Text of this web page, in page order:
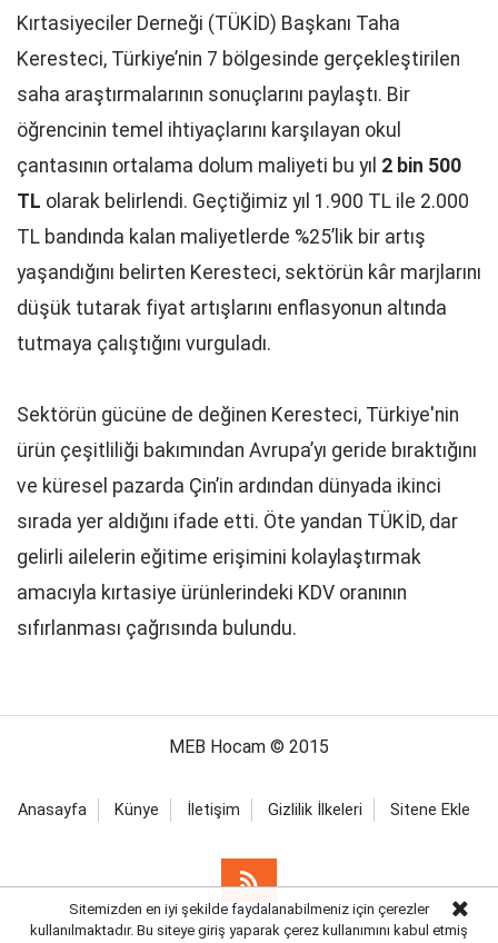
Kırtasiyeciler Derneği (TÜKİD) Başkanı Taha
Keresteci, Türkiye’nin 7 bölgesinde gerçekleştirilen
saha araştırmalarının sonuçlarını paylaştı. Bir
öğrencinin temel ihtiyaçlarını karşılayan okul
çantasının ortalama dolum maliyeti bu yıl 2 bin 500
TL olarak belirlendi. Geçtiğimiz yıl 1.900 TL ile 2.000
TL bandında kalan maliyetlerde %25’lik bir artış
yaşandığını belirten Keresteci, sektörün kâr marjlarını
düşük tutarak fiyat artışlarını enflasyonun altında
tutmaya çalıştığını vurguladı.
Sektörün gücüne de değinen Keresteci, Türkiye'nin
ürün çeşitliliği bakımından Avrupa’yı geride bıraktığını
ve küresel pazarda Çin’in ardından dünyada ikinci
sırada yer aldığını ifade etti. Öte yandan TÜKİD, dar
gelirli ailelerin eğitime erişimini kolaylaştırmak
amacıyla kırtasiye ürünlerindeki KDV oranının
sıfırlanması çağrısında bulundu.
MEB Hocam © 2015
Anasayfa Künye İletişim Gizlilik İlkeleri Sitene Ekle
Sitemizden en iyi şekilde faydalanabilmeniz için çerezler
kullanılmaktadır. Bu siteye giriş yaparak çerez kullanımını kabul etmiş